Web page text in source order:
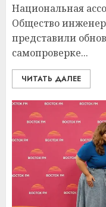
Национальная
Общество
представили
самопроверке...
ЧИТАТЬ ДАЛЕЕ